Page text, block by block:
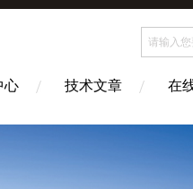
心 技术文章 在